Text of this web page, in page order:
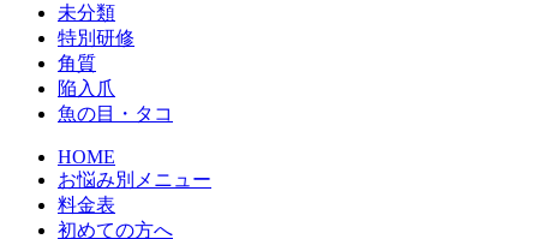
未分類
特別研修
角質
陥入爪
魚の目・タコ
HOME
お悩み別メニュー
料金表
初めての方へ